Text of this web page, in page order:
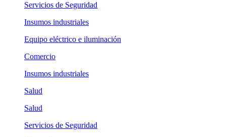
Servicios de Seguridad
Insumos industriales
Equipo eléctrico e iluminación
Comercio
Insumos industriales
Salud
Salud
Servicios de Seguridad